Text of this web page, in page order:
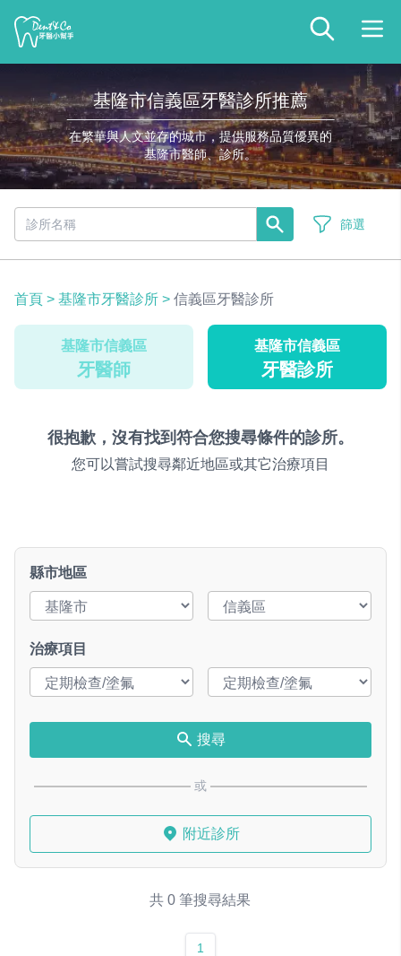
基隆市信義區牙醫診所推薦
在繁華與人文並存的城市，提供服務品質優異的
基隆市醫師、診所。
篩選
首頁 > 基隆市牙醫診所 > 信義區牙醫診所
基隆市信義區
牙醫師
基隆市信義區
牙醫診所
很抱歉，沒有找到符合您搜尋條件的診所。
您可以嘗試搜尋鄰近地區或其它治療項目
縣市地區
治療項目
搜尋
或
附近診所
共 0 筆搜尋結果
1